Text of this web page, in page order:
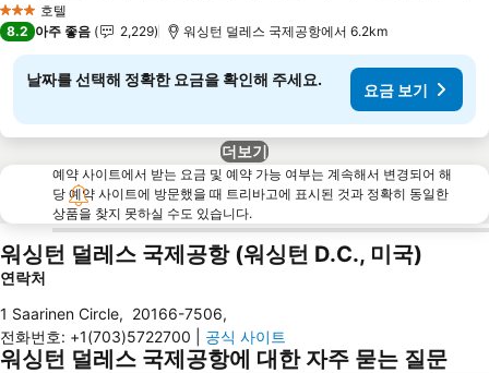
3 성급 호텔
8.2 아주 좋음 2,229 워싱턴 덜레스 국제공항에서 6.2km
날짜를 선택해 정확한 요금을 확인해 주세요.
요금 보기
더보기
예약 사이트에서 받는 요금 및 예약 가능 여부는 계속해서 변경되어 해
당 예약 사이트에 방문했을 때 트리바고에 표시된 것과 정확히 동일한
상품을 찾지 못하실 수도 있습니다.
워싱턴 덜레스 국제공항 (워싱턴 D.C., 미국)
연락처
1 Saarinen Circle, 20166-7506,
전화번호: +1(703)5722700 공식 사이트
워싱턴 덜레스 국제공항에 대한 자주 묻는 질문